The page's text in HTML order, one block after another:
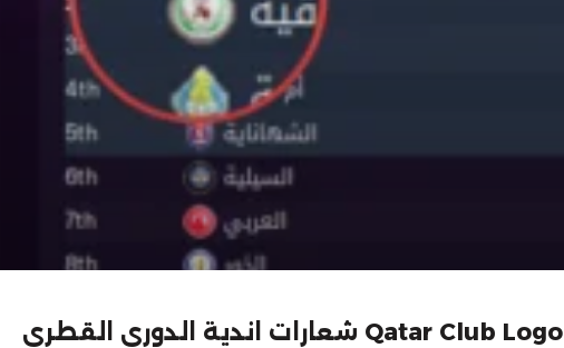
شعارات اندية الدوري القطري Qatar Club Logo